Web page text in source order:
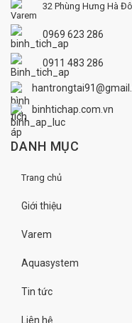
32 Phùng Hưng Hà
0969 623 286
0911 483 286
binhtichap.com.vn
DANH MỤC
Trang chủ
Giới thiệu
Varem
Aquasystem
Tin tức
Liên hệ